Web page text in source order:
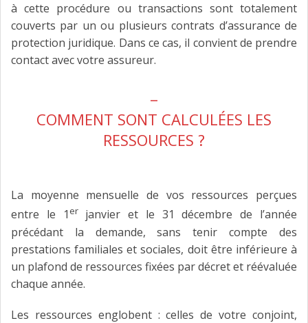
à cette procédure ou transactions sont totalement
couverts par un ou plusieurs contrats d’assurance de
protection juridique. Dans ce cas, il convient de prendre
contact avec votre assureur.
COMMENT SONT CALCULÉES LES
RESSOURCES ?
La moyenne mensuelle de vos ressources perçues
entre le 1erjanvier et le 31 décembre de l’année
précédant la demande, sans tenir compte des
prestations familiales et sociales, doit être inférieure à
un plafond de ressources fixées par décret et réévaluée
chaque année.
Les ressources englobent : celles de votre conjoint,